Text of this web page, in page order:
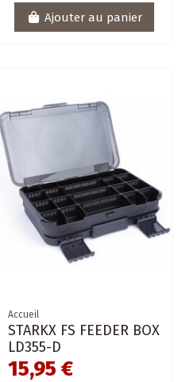
Ajouter au panier
Accueil
STARKX FS FEEDER BOX
LD355-D
15,95 €